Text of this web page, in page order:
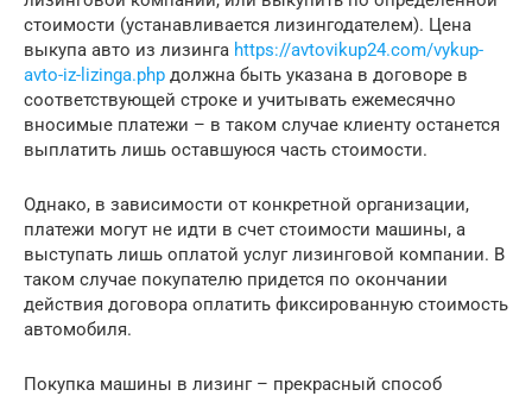
стоимости (устанавливается лизингодателем). Цена
выкупа авто из лизинга https://avtovikup24.com/vykup-
avto-iz-lizinga.php должна быть указана в договоре в
соответствующей строке и учитывать ежемесячно
вносимые платежи – в таком случае клиенту останется
выплатить лишь оставшуюся часть стоимости.
Однако, в зависимости от конкретной организации,
платежи могут не идти в счет стоимости машины, а
выступать лишь оплатой услуг лизинговой компании. В
таком случае покупателю придется по окончании
действия договора оплатить фиксированную стоимость
автомобиля.
Покупка машины в лизинг – прекрасный способ